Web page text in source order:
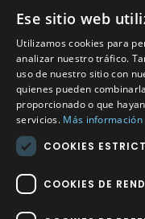
CONTACTO
Calle Méndez Núñez
Teléfono957 04 96
Emailinfo@factory-
HORARIO COMERCIAL
Lunes a viernes
10:00 a 14:00 / 18:00 a
Ese sitio web
Utilizamos cookies para
analizar nuestro tráfico.
uso de nuestro sitio con
quienes pueden
proporcionado o que
servicios. Más información
COOKIES
COOKIES DE